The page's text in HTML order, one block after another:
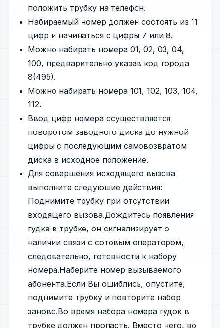
положить трубку на телефон.
Набираемый номер должен состоять из 11
цифр и начинаться с цифры 7 или 8.
Можно набирать номера 01, 02, 03, 04,
100, предварительно указав код города
8(495).
Можно набирать номера 101, 102, 103, 104,
112.
Ввод цифр номера осуществляется
поворотом заводного диска до нужной
цифры с последующим самовозвратом
диска в исходное положение.
Для совершения исходящего вызова
выполните следующие действия:
Поднимите трубку при отсутствии
входящего вызова.Дождитесь появления
гудка в трубке, он сигнализирует о
наличии связи с сотовым оператором,
следовательно, готовности к набору
номера.Наберите номер вызываемого
абонента.Если Вы ошиблись, опустите,
поднимите трубку и повторите набор
заново.Во время набора номера гудок в
трубке должен пропасть. Вместо него, во